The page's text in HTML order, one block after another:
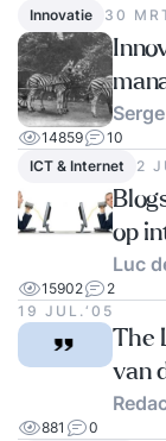
Innovatie
30
14859
10
ICT & Internet
2
op
Luc
15902
2
19 JUL.‘05
The
van
881
0